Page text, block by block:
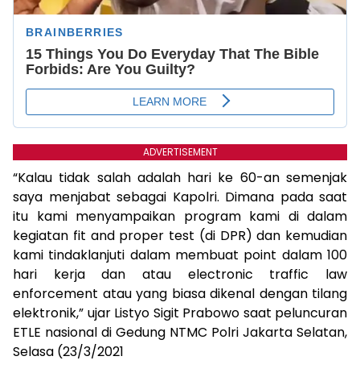
ADVERTISEMENT
“Kalau tidak salah adalah hari ke 60-an semenjak
saya menjabat sebagai Kapolri. Dimana pada saat
itu kami menyampaikan program kami di dalam
kegiatan fit and proper test (di DPR) dan kemudian
kami tindaklanjuti dalam membuat point dalam 100
hari kerja dan atau electronic traffic law
enforcement atau yang biasa dikenal dengan tilang
elektronik,” ujar Listyo Sigit Prabowo saat peluncuran
ETLE nasional di Gedung NTMC Polri Jakarta Selatan,
Selasa (23/3/2021